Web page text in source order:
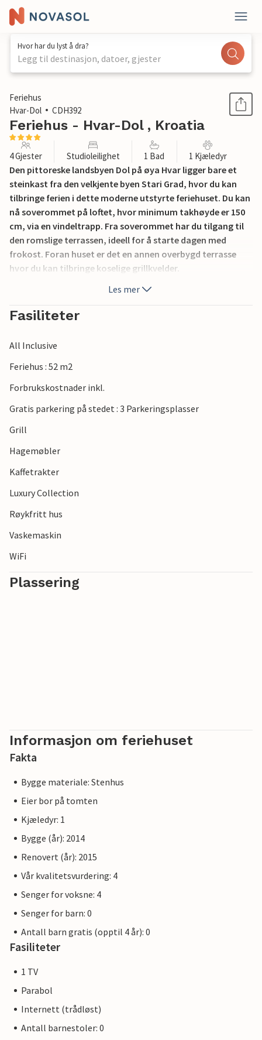
Hvor har du lyst å dra?
Legg til destinasjon, datoer, gjester
1 / 28
Feriehus
Hvar-Dol
CDH392
Feriehus - Hvar-Dol , Kroatia
4 Gjester Studioleilighet 1 Bad 1 Kjæledyr
Den pittoreske landsbyen Dol på øya Hvar ligger bare et
steinkast fra den velkjente byen Stari Grad, hvor du kan
tilbringe ferien i dette moderne utstyrte feriehuset. Du kan
nå soverommet på loftet, hvor minimum takhøyde er 150
cm, via en vindeltrapp. Fra soverommet har du tilgang til
den romslige terrassen, ideell for å starte dagen med
frokost. Foran huset er det en annen overbygd terrasse
hvor du kan tilbringe koselige grillkvelder.
Les mer
Fasiliteter
All Inclusive
Feriehus : 52 m2
Forbrukskostnader inkl.
Gratis parkering på stedet : 3 Parkeringsplasser
Grill
Hagemøbler
Kaffetrakter
Luxury Collection
Røykfritt hus
Vaskemaskin
WiFi
Plassering
Informasjon om feriehuset
Fakta
Bygge materiale: Stenhus
Eier bor på tomten
Kjæledyr: 1
Bygge (år): 2014
Renovert (år): 2015
Vår kvalitetsvurdering: 4
Senger for voksne: 4
Senger for barn: 0
Antall barn gratis (opptil 4 år): 0
Fasiliteter
1 TV
Parabol
Internett (trådløst)
Antall barnestoler: 0